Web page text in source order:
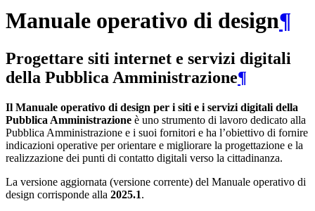
Manuale operativo di design¶
Progettare siti internet e servizi digitali
della Pubblica Amministrazione¶
Il Manuale operativo di design per i siti e i servizi digitali della
Pubblica Amministrazione è uno strumento di lavoro dedicato alla
Pubblica Amministrazione e i suoi fornitori e ha l’obiettivo di fornire
indicazioni operative per orientare e migliorare la progettazione e la
realizzazione dei punti di contatto digitali verso la cittadinanza.
La versione aggiornata (versione corrente) del Manuale operativo di
design corrisponde alla 2025.1.